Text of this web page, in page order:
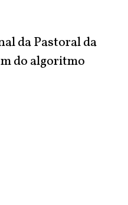
da Pastoral da
do algoritmo